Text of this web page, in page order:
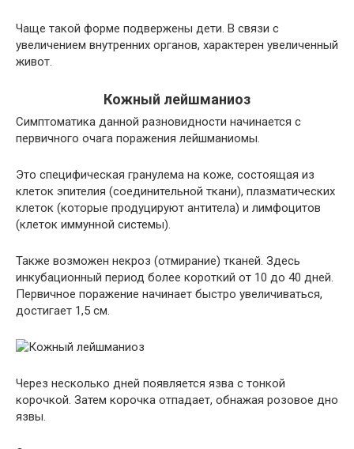
Чаще такой форме подвержены дети. В связи с
увеличением внутренних органов, характерен увеличенный
живот.
Кожный лейшманиоз
Симптоматика данной разновидности начинается с
первичного очага поражения лейшманиомы.
Это специфическая гранулема на коже, состоящая из
клеток эпителия (соединительной ткани), плазматических
клеток (которые продуцируют антитела) и лимфоцитов
(клеток иммунной системы).
Также возможен некроз (отмирание) тканей. Здесь
инкубационный период более короткий от 10 до 40 дней.
Первичное поражение начинает быстро увеличиваться,
достигает 1,5 см.
Через несколько дней появляется язва с тонкой
корочкой. Затем корочка отпадает, обнажая розовое дно
язвы.